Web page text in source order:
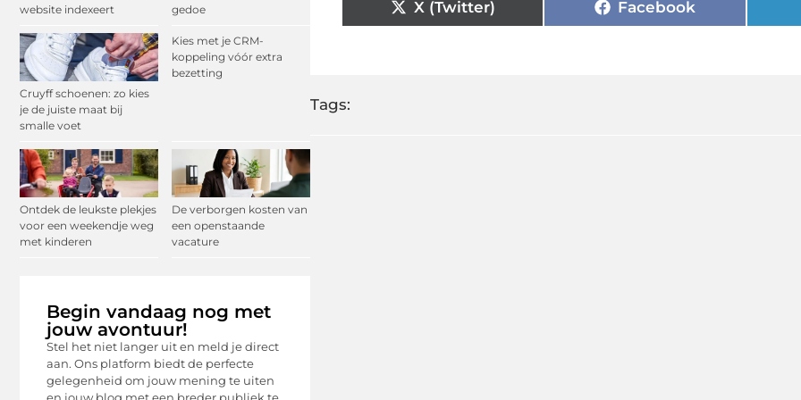
website indexeert
gedoe
Cruyff schoenen: zo kies
je de juiste maat bij
smalle voet
Kies met je CRM-
koppeling vóór extra
bezetting
Ontdek de leukste plekjes
voor een weekendje weg
met kinderen
De verborgen kosten van
een openstaande
vacature
Begin vandaag nog met
jouw avontuur!
Stel het niet langer uit en meld je direct
aan. Ons platform biedt de perfecte
gelegenheid om jouw mening te uiten
X (Twitter) Facebook
Tags: